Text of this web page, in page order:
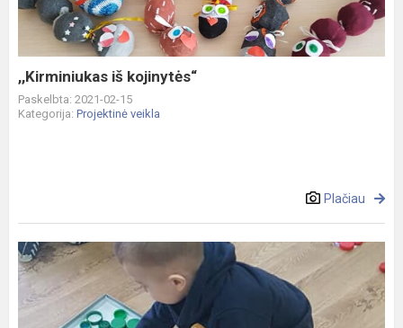
,,Kirminiukas iš kojinytės“
Paskelbta: 2021-02-15
Kategorija: Projektinė veikla
Plačiau
,,Batukų
padukai“